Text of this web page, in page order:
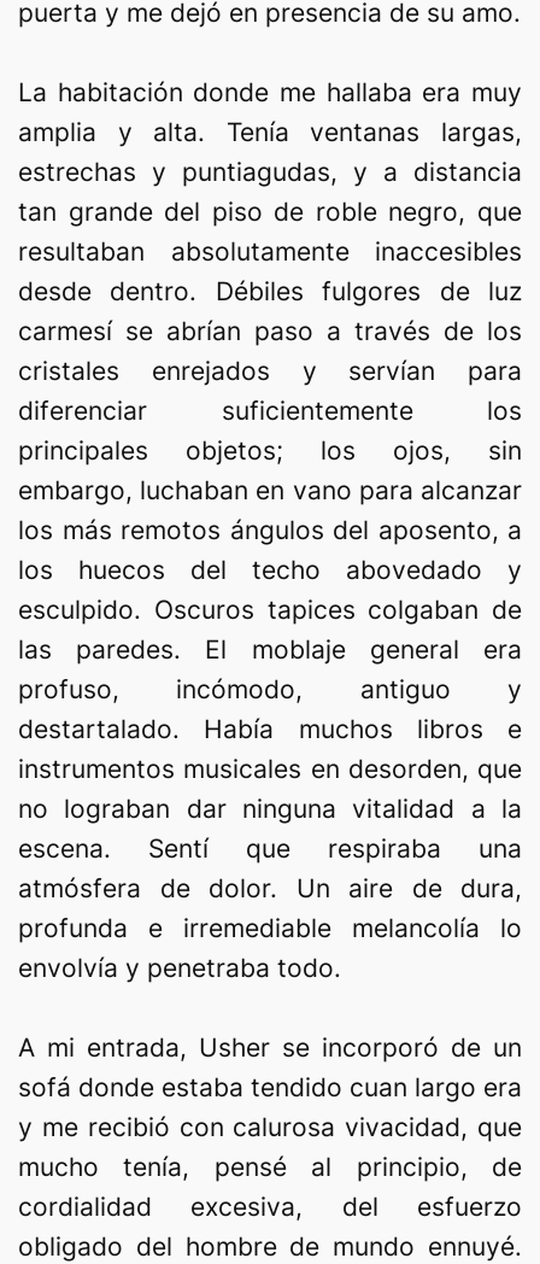
puerta y me dejó en presencia de su amo.
La habitación donde me hallaba era muy
amplia y alta. Tenía ventanas largas,
estrechas y puntiagudas, y a distancia
tan grande del piso de roble negro, que
resultaban absolutamente inaccesibles
desde dentro. Débiles fulgores de luz
carmesí se abrían paso a través de los
cristales enrejados y servían para
diferenciar suficientemente los
principales objetos; los ojos, sin
embargo, luchaban en vano para alcanzar
los más remotos ángulos del aposento, a
los huecos del techo abovedado y
esculpido. Oscuros tapices colgaban de
las paredes. El moblaje general era
profuso, incómodo, antiguo y
destartalado. Había muchos libros e
instrumentos musicales en desorden, que
no lograban dar ninguna vitalidad a la
escena. Sentí que respiraba una
atmósfera de dolor. Un aire de dura,
profunda e irremediable melancolía lo
envolvía y penetraba todo.
A mi entrada, Usher se incorporó de un
sofá donde estaba tendido cuan largo era
y me recibió con calurosa vivacidad, que
mucho tenía, pensé al principio, de
cordialidad excesiva, del esfuerzo
obligado del hombre de mundo ennuyé.